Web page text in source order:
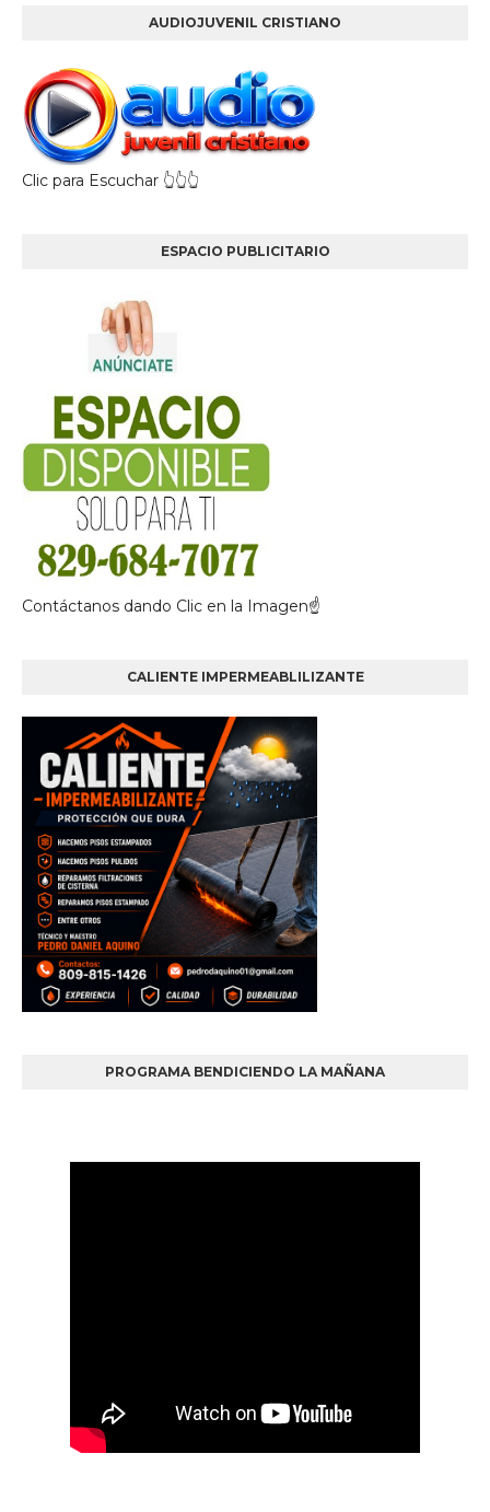
AUDIOJUVENIL CRISTIANO
Clic para Escuchar 👆👆👆
ESPACIO PUBLICITARIO
Contáctanos dando Clic en la Imagen☝
CALIENTE IMPERMEABLILIZANTE
PROGRAMA BENDICIENDO LA MAÑANA